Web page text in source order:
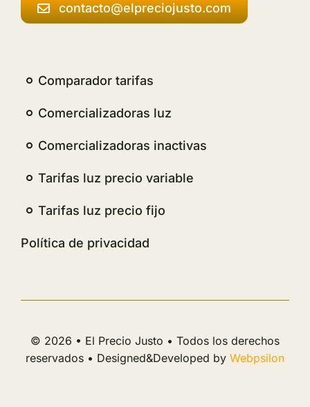
contacto@elpreciojusto.com
Comparador tarifas
Comercializadoras luz
Comercializadoras inactivas
Tarifas luz precio variable
Tarifas luz precio fijo
Política de privacidad
© 2026 • El Precio Justo • Todos los derechos
reservados • Designed&Developed by Webpsilon